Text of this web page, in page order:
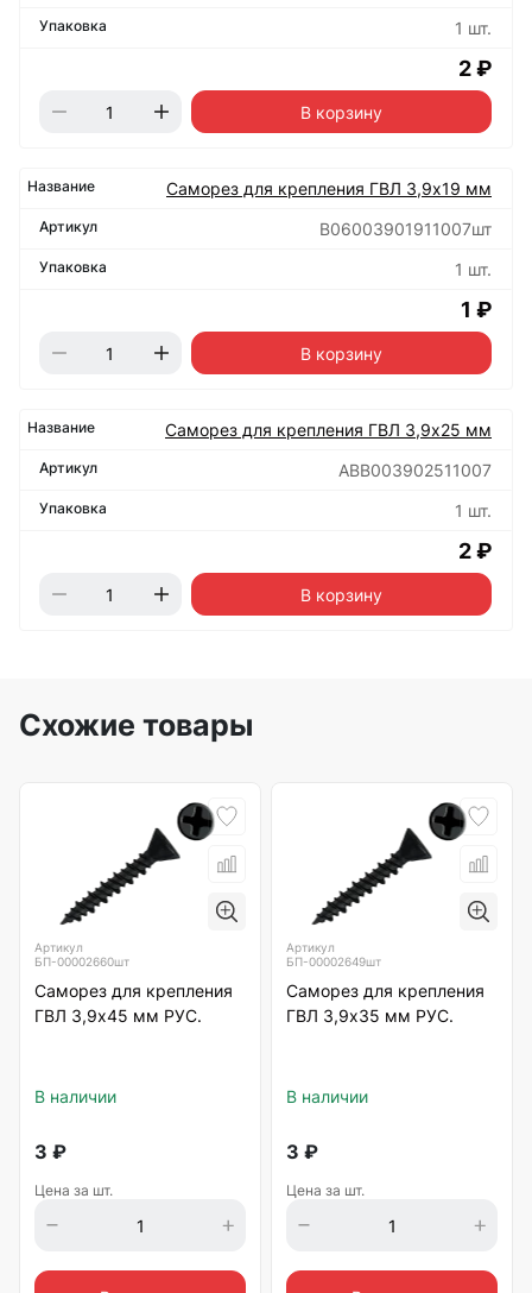
1 шт.
2 ₽
В корзину
Саморез для крепления ГВЛ 3,9х19 мм
B06003901911007шт
1 шт.
1 ₽
В корзину
Саморез для крепления ГВЛ 3,9х25 мм
ABB003902511007
1 шт.
2 ₽
В корзину
Схожие товары
Артикул
БП-00002660шт
Саморез для крепления
ГВЛ 3,9х45 мм РУС.
В наличии
3 ₽
Цена за шт.
Артикул
БП-00002649шт
Саморез для крепления
ГВЛ 3,9х35 мм РУС.
В наличии
3 ₽
Цена за шт.